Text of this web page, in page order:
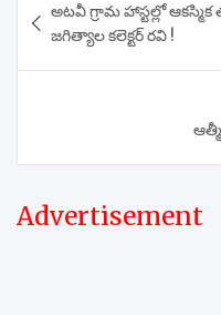
navigation
అటవీ గ్రామ హాస్టల్లో
జగిత్యాల కలెక్టర్ రవి !
Advertisement